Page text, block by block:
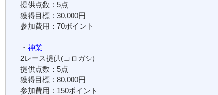
提供点数：5点
獲得目標：30,000円
参加費用：70ポイント
・神業
2レース提供(コロガシ)
提供点数：5点
獲得目標：80,000円
参加費用：150ポイント